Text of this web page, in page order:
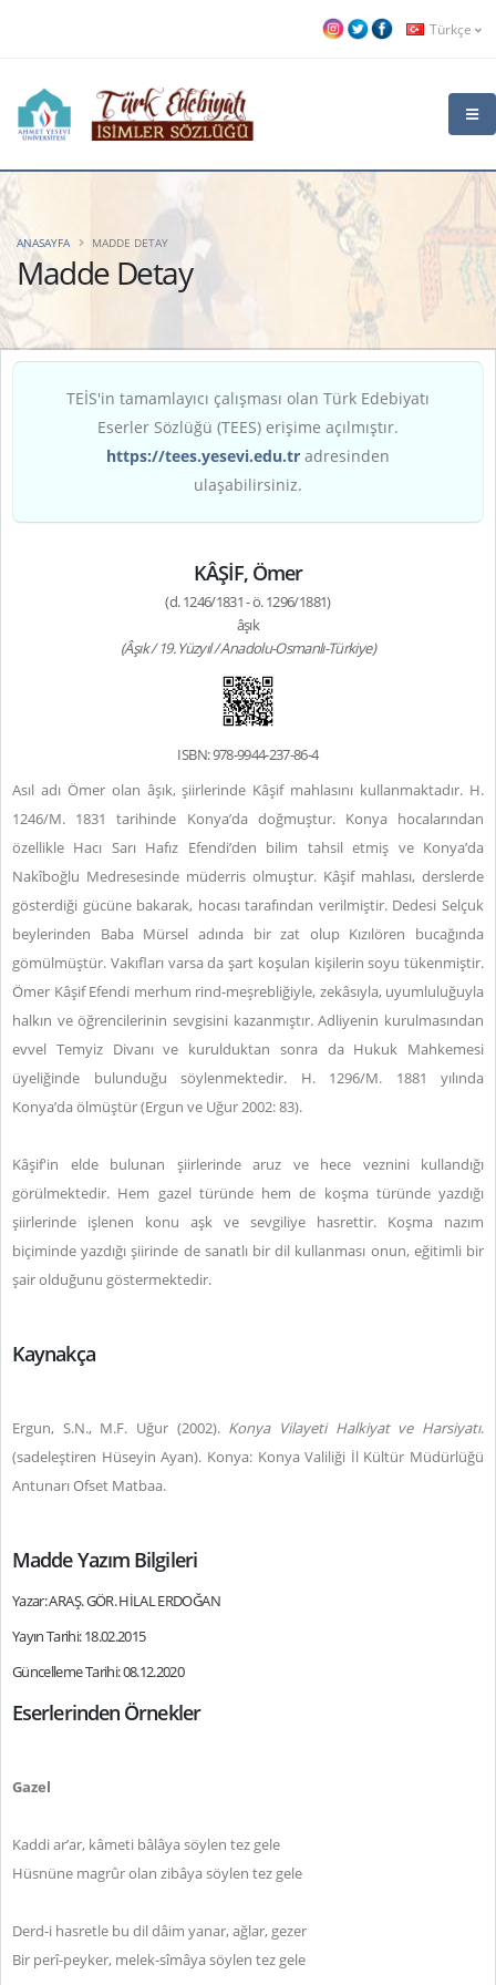
Türkçe
Madde Detay
ANASAYFA MADDE DETAY
TEİS'in tamamlayıcı çalışması olan Türk Edebiyatı
Eserler Sözlüğü (TEES) erişime açılmıştır.
https://tees.yesevi.edu.tr adresinden
ulaşabilirsiniz.
KÂŞİF, Ömer
(d. 1246/1831 - ö. 1296/1881)
âşık
(Âşık / 19. Yüzyıl / Anadolu-Osmanlı-Türkiye)
ISBN: 978-9944-237-86-4
Asıl adı Ömer olan âşık, şiirlerinde Kâşif mahlasını kullanmaktadır. H.
1246/M. 1831 tarihinde Konya’da doğmuştur. Konya hocalarından
özellikle Hacı Sarı Hafız Efendi’den bilim tahsil etmiş ve Konya’da
Nakîboğlu Medresesinde müderris olmuştur. Kâşif mahlası, derslerde
gösterdiği gücüne bakarak, hocası tarafından verilmiştir. Dedesi Selçuk
beylerinden Baba Mürsel adında bir zat olup Kızılören bucağında
gömülmüştür. Vakıfları varsa da şart koşulan kişilerin soyu tükenmiştir.
Ömer Kâşif Efendi merhum rind-meşrebliğiyle, zekâsıyla, uyumluluğuyla
halkın ve öğrencilerinin sevgisini kazanmıştır. Adliyenin kurulmasından
evvel Temyiz Divanı ve kurulduktan sonra da Hukuk Mahkemesi
üyeliğinde bulunduğu söylenmektedir. H. 1296/M. 1881 yılında
Konya’da ölmüştür (Ergun ve Uğur 2002: 83).
Kâşif'in elde bulunan şiirlerinde aruz ve hece veznini kullandığı
görülmektedir. Hem gazel türünde hem de koşma türünde yazdığı
şiirlerinde işlenen konu aşk ve sevgiliye hasrettir. Koşma nazım
biçiminde yazdığı şiirinde de sanatlı bir dil kullanması onun, eğitimli bir
şair olduğunu göstermektedir.
Kaynakça
Ergun, S.N., M.F. Uğur (2002). Konya Vilayeti Halkiyat ve Harsiyatı.
(sadeleştiren Hüseyin Ayan). Konya: Konya Valiliği İl Kültür Müdürlüğü
Antunarı Ofset Matbaa.
Madde Yazım Bilgileri
Yazar: ARAŞ. GÖR. HİLAL ERDOĞAN
Yayın Tarihi: 18.02.2015
Güncelleme Tarihi: 08.12.2020
Eserlerinden Örnekler
Gazel
Kaddi ar’ar, kâmeti bâlâya söylen tez gele
Hüsnüne magrûr olan zibâya söylen tez gele
Derd-i hasretle bu dil dâim yanar, ağlar, gezer
Bir perî-peyker, melek-sîmâya söylen tez gele